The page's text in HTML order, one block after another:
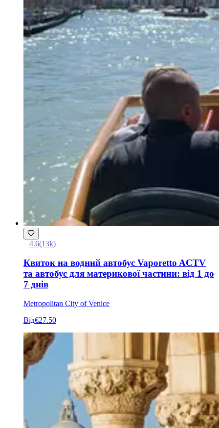
4.6(13k)
Квиток на водний автобус Vaporetto ACTV
та автобус для материкової частини: від 1 до
7 днів
Metropolitan City of Venice
Від€27.50